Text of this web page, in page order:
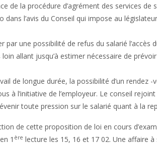
de la procédure d’agrément des services
l’avis du Conseil qui impose au
par une possibilité de refus du salarié
allant jusqu’à estimer nécessaire de
de longue durée, la possibilité d’un rendez -
à l’initiative de l’employeur. Le conseil rejoint
toute pression sur le salarié quant à la
de cette proposition de loi en cours
1 ère lecture les 15, 16 et 17 02. Une affaire